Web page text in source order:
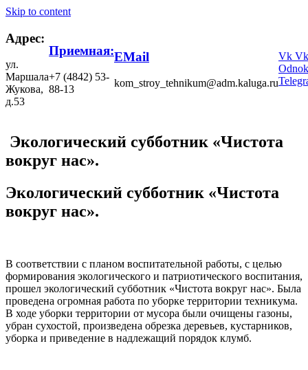
Skip to content
Адрес:
ул.
Маршала
Жукова,
д.53
Приемная:
+7 (4842) 53-
88-13
EMail
kom_stroy_tehnikum@adm.kaluga.ru
Vk Vk
Экологический субботник «Чистота
вокруг нас».
Экологический субботник «Чистота
вокруг нас».
В соответствии с планом воспитательной работы, с целью
формирования экологического и патриотического воспитания,
прошел экологический субботник «Чистота вокруг нас». Была
проведена огромная работа по уборке территории техникума.
В ходе уборки территории от мусора были очищены газоны,
убран сухостой, произведена обрезка деревьев, кустарников,
уборка и приведение в надлежащий порядок клумб.